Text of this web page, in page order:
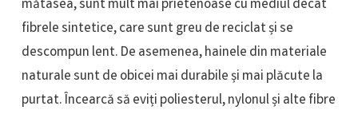
mătasea, sunt mult mai prietenoase cu mediul decât
fibrele sintetice, care sunt greu de reciclat și se
descompun lent. De asemenea, hainele din materiale
naturale sunt de obicei mai durabile și mai plăcute la
purtat. Încearcă să eviți poliesterul, nylonul și alte fibre